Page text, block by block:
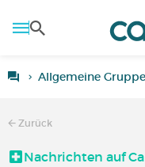
Allgemeine
Zurück
Nachrichten auf